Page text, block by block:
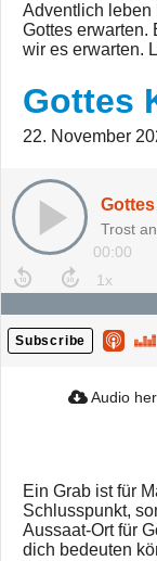
Adventlich leben
Gottes erwarten.
wir es erwarten.
Gottes
22. November
Trost
00:00
Subscribe
Audio
Ein Grab ist für
Schlusspunkt,
Aussaat-Ort für
dich bedeuten